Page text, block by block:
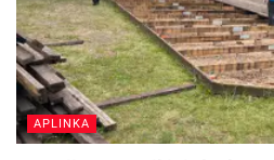
Zarasų rajono
ir nuotr.
Šaltinis: Zarasų rajono savivaldybė
Žymos: Zarasų rajono savivaldybė
APLINKA